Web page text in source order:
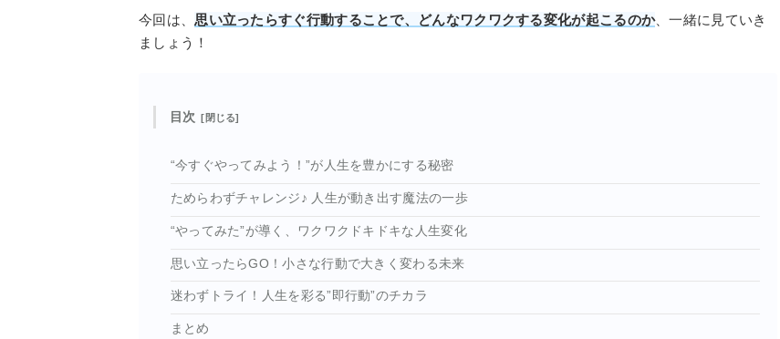
今回は、思い立ったらすぐ行動することで、どんなワクワクする変化が起こるのか、一緒に見ていき
ましょう！
目次
“今すぐやってみよう！”が人生を豊かにする秘密
ためらわずチャレンジ♪ 人生が動き出す魔法の一歩
“やってみた”が導く、ワクワクドキドキな人生変化
思い立ったらGO！小さな行動で大きく変わる未来
迷わずトライ！人生を彩る”即行動”のチカラ
まとめ